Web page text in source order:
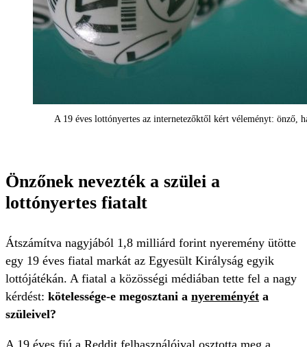
A 19 éves lottónyertes az internetezőktől kért véleményt: önző,
Önzőnek nevezték a szülei a
lottónyertes fiatalt
Átszámítva nagyjából 1,8 milliárd forint nyeremény ütötte
egy 19 éves fiatal markát az Egyesült Királyság egyik
lottójátékán. A fiatal a közösségi médiában tette fel a nagy
kérdést: kötelessége-e megosztani a nyereményét a
szüleivel?
A 19 éves fiú a Reddit felhasználóival osztotta meg a